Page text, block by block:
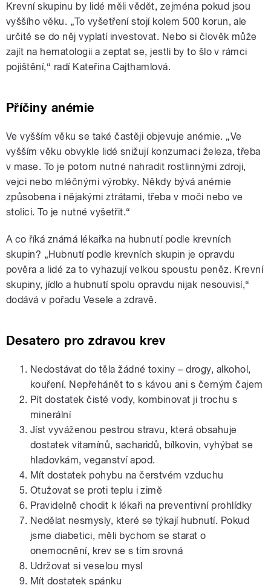
Krevní skupinu by lidé měli vědět, zejména pokud jsou
vyššího věku. „To vyšetření stojí kolem 500 korun, ale
určitě se do něj vyplatí investovat. Nebo si člověk může
zajít na hematologii a zeptat se, jestli by to šlo v rámci
pojištění,“ radí Kateřina Cajthamlová.
Příčiny anémie
Ve vyšším věku se také častěji objevuje anémie. „Ve
vyšším věku obvykle lidé snižují konzumaci železa, třeba
v mase. To je potom nutné nahradit rostlinnými zdroji,
vejci nebo mléčnými výrobky. Někdy bývá anémie
způsobena i nějakými ztrátami, třeba v moči nebo ve
stolici. To je nutné vyšetřit.“
A co říká známá lékařka na hubnutí podle krevních
skupin? „Hubnutí podle krevních skupin je opravdu
pověra a lidé za to vyhazují velkou spoustu peněz. Krevní
skupiny, jídlo a hubnutí spolu opravdu nijak nesouvisí,“
dodává v pořadu Vesele a zdravě.
Desatero pro zdravou krev
Nedostávat do těla žádné toxiny – drogy, alkohol,
kouření. Nepřehánět to s kávou ani s černým čajem
Pít dostatek čisté vody, kombinovat ji trochu s
minerální
Jíst vyváženou pestrou stravu, která obsahuje
dostatek vitamínů, sacharidů, bílkovin, vyhýbat se
hladovkám, veganství apod.
Mít dostatek pohybu na čerstvém vzduchu
Otužovat se proti teplu i zimě
Pravidelně chodit k lékaři na preventivní prohlídky
Nedělat nesmysly, které se týkají hubnutí. Pokud
jsme diabetici, měli bychom se starat o
onemocnění, krev se s tím srovná
Udržovat si veselou mysl
Mít dostatek spánku